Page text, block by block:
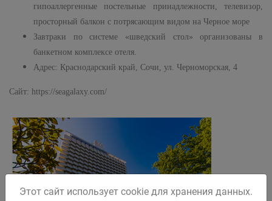
гипоаллергенные постельные принадлежности, телевизор,
просторный балкон с потрясающим видом на Черное море
Завтраки по системе «шведский стол» организованы в
банкетном комплексе отеля.
Адрес: Краснодарский край, Сочи, ул. Черноморская, 4
Сайт: https://seagalaxy.com/
Этот сайт использует cookie для хранения данных.